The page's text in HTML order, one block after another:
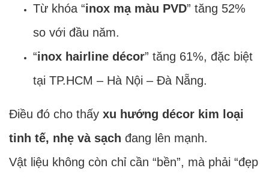
Từ khóa “inox mạ màu PVD” tăng 52%
so với đầu năm.
“inox hairline décor” tăng 61%, đặc biệt
tại TP.HCM – Hà Nội – Đà Nẵng.
Điều đó cho thấy xu hướng décor kim loại
tinh tế, nhẹ và sạch đang lên mạnh.
Vật liệu không còn chỉ cần “bền”, mà phải “đẹp